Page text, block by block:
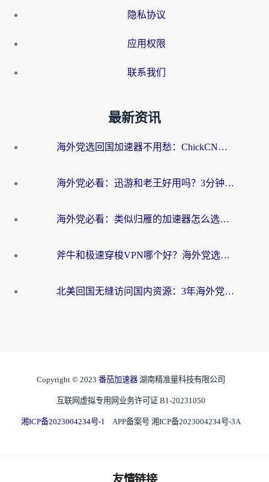
隐私协议
应用权限
联系我们
最新资讯
海外党选回国加速器不用愁：ChickCN和洞见哪个好？一篇搞定所有疑问
海外党必看：迅游和老王好用吗？3分钟选对加速国内网络的加速器
海外党必看：类似归雁的加速器怎么选？一篇搞定无缝访问国内资源
斧牛和极速穿梭VPN哪个好？海外党选回国加速器必看的真实对比与避坑指南
北美回国无缝访问国内资源：3年海外党亲测的加速器选择指南
Copyright © 2023 番茄加速器 湖南精准量科技有限公司
互联网虚拟专用网业务许可证 B1-20231050
湘ICP备2023004234号-1 APP备案号 湘ICP备2023004234号-3A